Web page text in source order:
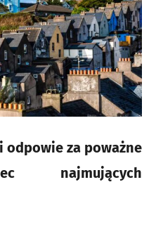
odpowie za poważne
najmujących